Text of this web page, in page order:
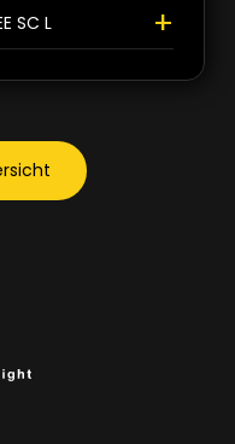
SC L +